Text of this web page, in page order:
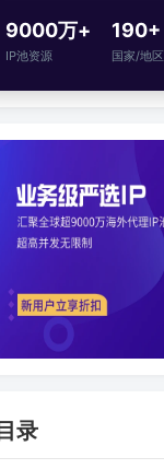
9000万+
IP池资源
190+
国家/地
录